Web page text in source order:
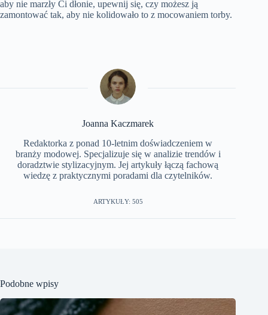
aby nie marzły Ci dłonie, upewnij się, czy możesz ją
zamontować tak, aby nie kolidowało to z mocowaniem torby.
Joanna Kaczmarek
Redaktorka z ponad 10-letnim doświadczeniem w
branży modowej. Specjalizuje się w analizie trendów i
doradztwie stylizacyjnym. Jej artykuły łączą fachową
wiedzę z praktycznymi poradami dla czytelników.
ARTYKUŁY: 505
Podobne wpisy